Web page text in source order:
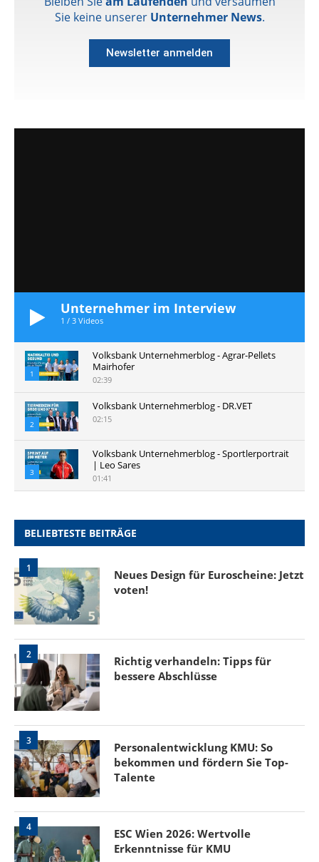
Sie keine unserer Unternehmer News.
Newsletter anmelden
Unternehmer im Interview
1 / 3 Videos
1
Volksbank Unternehmerblog - Agrar-Pellets
Mairhofer
02:39
2
Volksbank Unternehmerblog - DR.VET
02:15
3
Volksbank Unternehmerblog - Sportlerportrait
| Leo Sares
01:41
BELIEBTESTE BEITRÄGE
1
Neues Design für Euroscheine: Jetzt
voten!
2
Richtig verhandeln: Tipps für
bessere Abschlüsse
3
Personalentwicklung KMU: So
bekommen und fördern Sie Top-
Talente
4
ESC Wien 2026: Wertvolle
Erkenntnisse für KMU